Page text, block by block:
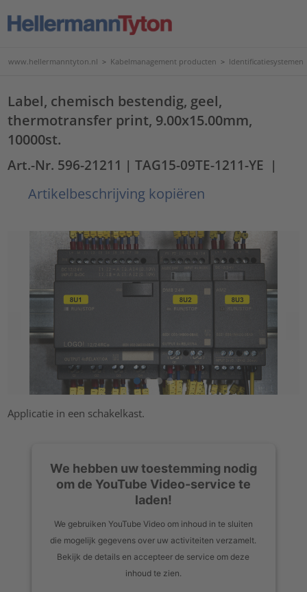
www.hellermanntyton.nl > Kabelmanagement producten > Identificatiesystemen
Label, chemisch bestendig, geel,
thermotransfer print, 9.00x15.00mm,
10000st.
Art.-Nr. 596-21211 | TAG15-09TE-1211-YE |
Artikelbeschrijving kopiëren
Applicatie in een schakelkast.
We hebben uw toestemming nodig
om de YouTube Video-service te
laden!
We gebruiken YouTube Video om inhoud in te sluiten
die mogelijk gegevens over uw activiteiten verzamelt.
Bekijk de details en accepteer de service om deze
inhoud te zien.